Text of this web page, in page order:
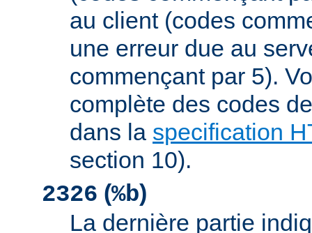
au client (codes
une erreur due au
commençant par 5).
complète des codes
dans la specification
section 10).
2326 (%b)
La dernière partie